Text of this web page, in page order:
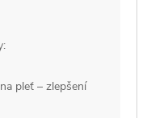
pleť – zlepšení